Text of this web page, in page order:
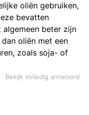
oliën gebruiken,
bevatten
beter zijn
oliën met een
zoals soja- of
Bekijk volledig antwoord